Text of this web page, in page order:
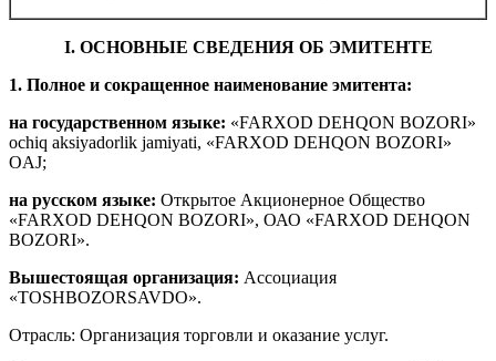
I. ОСНОВНЫЕ СВЕДЕНИЯ ОБ ЭМИТЕНТЕ
1. Полное и сокращенное наименование эмитента:
на государственном языке: «FARXOD DEHQON BOZORI»
ochiq aksiyadorlik jamiyati, «FARXOD DEHQON BOZORI»
OAJ;
на русском языке: Открытое Акционерное Общество
«FARXOD DEHQON BOZORI», ОАО «FARXOD DEHQON
BOZORI».
Вышестоящая организация: Ассоциация
«TOSHBOZORSAVDO».
Отрасль: Организация торговли и оказание услуг.